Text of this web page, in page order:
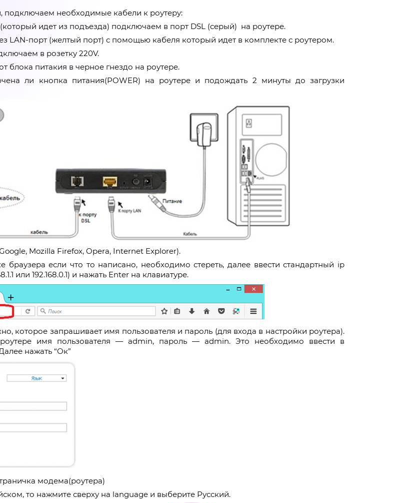
подключаем необходимые кабели к роутеру:
идет из подъезда) подключаем в порт DSL (серый) на роутере.
LAN-порт (желтый порт) с помощью кабеля который идет в комплекте с роутером.
в розетку 220V.
блока питакия в черное гнездо на роутере.
ли кнопка питания(POWER) на роутере и подождать 2 минуты до загрузки
Mozilla Firefox, Opera, Internet Explorer).
браузера если что то написано, необходимо стереть, далее ввести стандартный ip
или 192.168.0.1) и нажать Enter на клавиатуре.
которое запрашивает имя пользователя и пароль (для входа в настройки роутера).
имя пользователя — admin, пароль — admin. Это необходимо ввести в
нажать “Ок”
модема(роутера)
то нажмите сверху на language и выберите Русский.